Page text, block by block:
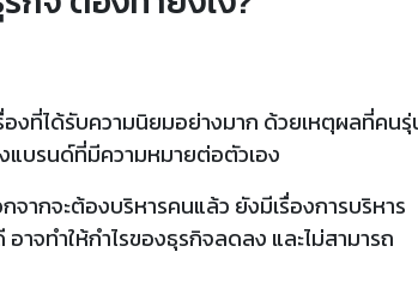
องที่ได้รับความนิยมอย่างมาก ด้วยเหตุผลที่คนรุ่
แบรนด์ที่มีความหมายต่อตัวเอง
จากจะต้องบริหารคนแล้ว ยังมีเรื่องการบริหาร
าจทำให้กำไรของธุรกิจลดลง และไม่สามารถ